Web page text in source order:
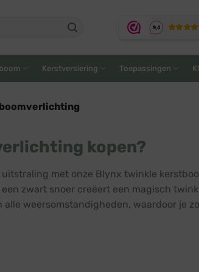
Kerstversiering Toepassingen
kopen?
met onze Blynx twinkle
zwart snoer creëert een magisch
weersomstandigheden, waardoor je